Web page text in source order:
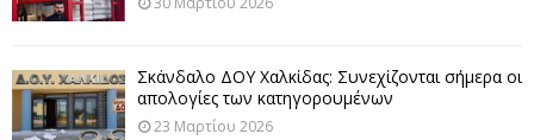
Σκάνδαλο ΔΟΥ Χαλκίδας: Συνεχίζονται σήμερα οι
απολογίες των κατηγορουμένων
23 Μαρτίου 2026